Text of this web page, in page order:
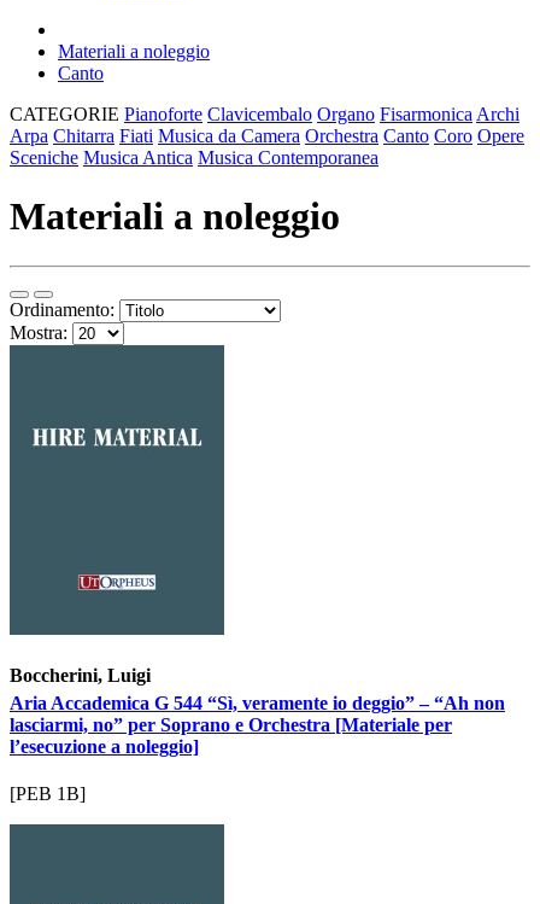
Materiali a noleggio
Canto
CATEGORIE Pianoforte Clavicembalo Organo Fisarmonica Archi
Arpa Chitarra Fiati Musica da Camera Orchestra Canto Coro Opere
Sceniche Musica Antica Musica Contemporanea
Materiali a noleggio
Ordinamento:
Mostra:
Boccherini, Luigi
Aria Accademica G 544 “Sì, veramente io deggio” – “Ah non
lasciarmi, no” per Soprano e Orchestra [Materiale per
l’esecuzione a noleggio]
[PEB 1B]